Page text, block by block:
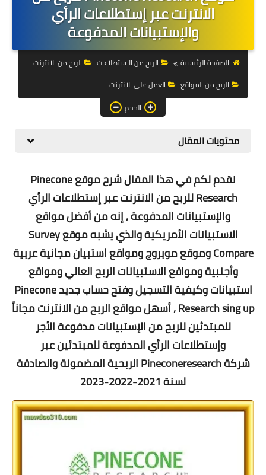
التجارة الالكترونية
التسويق
التداول
وظائف
الكمبيوتر
زيادة متابعين
العملات المشفرة
الاستثمار
الانترنت عبر إستطلاعات الرأي
والإستبيانات المدفوعة
الصفحة الرئيسية الربح من الاستطلاعات
الربح من الانترنت
الربح من المواقع
العمل على الانترنت
الحجم
محتويات المقال
نقدم لكم في هذا المقال شرح موقع Pinecone
Research للربح من الانترنت عبر إستطلاعات الرأي
والإستبيانات المدفوعة , إنه من أفضل مواقع
الاستبيانات الأمريكية والذي يشبه موقع Survey
Compare وموقع موبروج ومواقع استبيان مجانية عربية
وأجنبية ومواقع الاستبيانات الربح العالي ومواقع
استبيانات وكيفية التسجيل وفتح حساب جديد Pinecone
Research sing up , أسهل مواقع الربح من الانترنت مجاناً
للمبتدئين للربح من الإستبيانات مدفوعة الأجر
وإستطلاعات الرأي المدفوعة للمبتدئين عبر
شركة
Pineconeresearch الربحية المضمونة والصادقة
لسنة 2021-2022-2023